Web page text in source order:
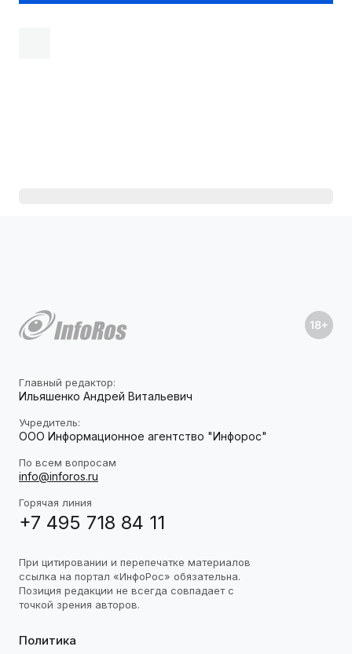
Главный редактор:
Ильяшенко Андрей Витальевич
Учредитель:
ООО Информационное агентство "Инфорос"
По всем вопросам
info@inforos.ru
Горячая линия
+7 495 718 84 11
При цитировании и перепечатке материалов
ссылка на портал «ИнфоРос» обязательна.
Позиция редакции не всегда совпадает с
точкой зрения авторов.
Политика